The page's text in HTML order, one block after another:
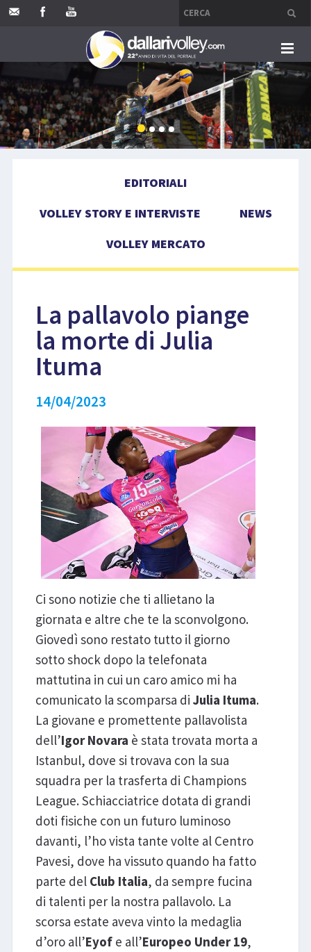
HOME
EDITORIALI
VOLLEY MERCATO
COMPETIZIONI
EVENTI
LIBRI
EDITORIALI
VOLLEY STORY E INTERVISTE
NEWS
VOLLEY MERCATO
La pallavolo piange
la morte di Julia
Ituma
14/04/2023
Ci sono notizie che ti allietano la
giornata e altre che te la sconvolgono.
Giovedì sono restato tutto il giorno
sotto shock dopo la telefonata
mattutina in cui un caro amico mi ha
comunicato la scomparsa di Julia Ituma.
La giovane e promettente pallavolista
dell’Igor Novara è stata trovata morta a
Istanbul, dove si trovava con la sua
squadra per la trasferta di Champions
League. Schiacciatrice dotata di grandi
doti fisiche con un futuro luminoso
davanti, l’ho vista tante volte al Centro
Pavesi, dove ha vissuto quando ha fatto
parte del Club Italia, da sempre fucina
di talenti per la nostra pallavolo. La
scorsa estate aveva vinto la medaglia
d’oro all’Eyof e all’Europeo Under 19,